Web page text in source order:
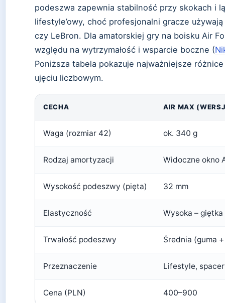
podeszwa zapewnia stabilność przy skokach i
lifestyle’owy, choć profesjonalni gracze
czy LeBron. Dla amatorskiej gry na boisku Air
względu na wytrzymałość i wsparcie boczne (
Poniższa tabela pokazuje najważniejsze
ujęciu liczbowym.
CECHA AIR MAX
Waga (rozmiar 42) ok. 340 g
Rodzaj amortyzacji Widoczne okno
Wysokość podeszwy (pięta) 32 mm
Elastyczność Wysoka –
Trwałość podeszwy Średnia (guma
Przeznaczenie Lifestyle,
Cena (PLN) 400–900